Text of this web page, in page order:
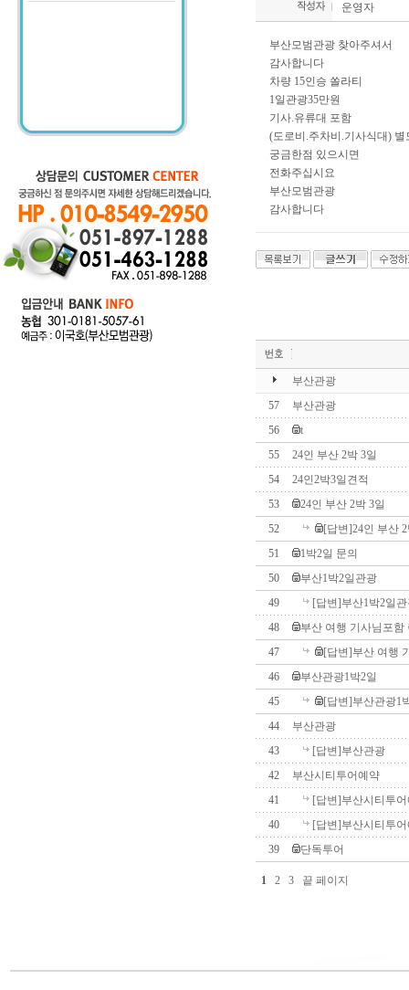
운영자
부산모범관광 찾아주셔서
감사합니다
차량 15인승 쏠라티
1일관광35만원
기사.유류대 포함
(도로비.주차비.기사식대) 별
궁금한점 있으시면
전화주십시요
부산모범관광
감사합니다
부산관광
57
부산관광
56
t
55
24인 부산 2박 3일
54
24인2박3일견적
53
24인 부산 2박 3일
52
[답변]24인 부산
51
1박2일 문의
50
부산1박2일관광
49
[답변]부산1박2일
48
부산 여행 기사님포함
47
[답변]부산 여행
46
부산관광1박2일
45
[답변]부산관광1
44
부산관광
43
[답변]부산관광
42
부산시티투어예약
41
[답변]부산시티투
40
[답변]부산시티투
39
단독투어
1 2 3 끝 페이지